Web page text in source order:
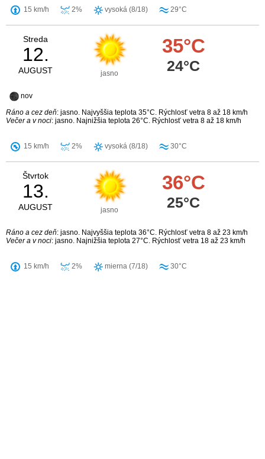
15 km/h 2% vysoká (8/18) 29°C
Streda
12.
AUGUST jasno
35°C
24°C
nov
Ráno a cez deň: jasno. Najvyššia teplota 35°C. Rýchlosť vetra 8 až 18 km/h
Večer a v noci: jasno. Najnižšia teplota 26°C. Rýchlosť vetra 8 až 18 km/h
15 km/h 2% vysoká (8/18) 30°C
Štvrtok
13.
AUGUST jasno
36°C
25°C
Ráno a cez deň: jasno. Najvyššia teplota 36°C. Rýchlosť vetra 8 až 23 km/h
Večer a v noci: jasno. Najnižšia teplota 27°C. Rýchlosť vetra 18 až 23 km/h
15 km/h 2% mierna (7/18) 30°C